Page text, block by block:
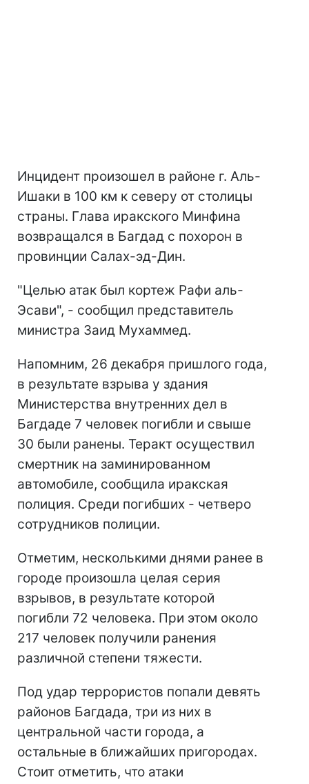
Инцидент произошел в районе г. Аль-
Ишаки в 100 км к северу от столицы
страны. Глава иракского Минфина
возвращался в Багдад с похорон в
провинции Салах-эд-Дин.
"Целью атак был кортеж Рафи аль-
Эсави", - сообщил представитель
министра Заид Мухаммед.
Напомним, 26 декабря пришлого года,
в результате взрыва у здания
Министерства внутренних дел в
Багдаде 7 человек погибли и свыше
30 были ранены. Теракт осуществил
смертник на заминированном
автомобиле, сообщила иракская
полиция. Среди погибших - четверо
сотрудников полиции.
Отметим, несколькими днями ранее в
городе произошла целая серия
взрывов, в результате которой
погибли 72 человека. При этом около
217 человек получили ранения
различной степени тяжести.
Под удар террористов попали девять
районов Багдада, три из них в
центральной части города, а
остальные в ближайших пригородах.
Стоит отметить, что атаки